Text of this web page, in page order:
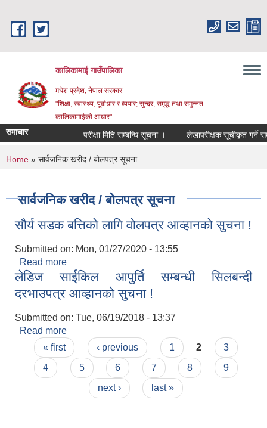
कालिकामाई गाउँपालिका
मधेश प्रदेश, नेपाल सरकार
"शिक्षा, स्वास्थ्य, पूर्वाधार र व्यपार; सुन्दर, समृद्ध तथा समुन्नत
कालिकामाईको आधार"
समाचार परीक्षा मिति सम्बन्धि सूचना । लेखापरीक्षक सूचीकृत गर्ने
You are here
Home » सार्वजनिक खरीद / बोलपत्र सूचना
सार्वजनिक खरीद / बोलपत्र सूचना
सौर्य सडक बत्तिको लागि वोलपत्र आव्हानको सुचना !
Submitted on: Mon, 01/27/2020 - 13:55
Read more
लेडिज साईकिल आपुर्ति सम्बन्धी सिलबन्दी
दरभाउपत्र आव्हानको सुचना !
Submitted on: Tue, 06/19/2018 - 13:37
Read more
दरभाउपत्र आव्हानको सुचना !
Pages
« first ‹ previous 1 2
3
4
5 6 7 8
9
next ›
last »